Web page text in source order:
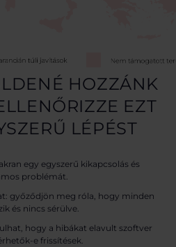
HOZZÁNK
EZT
LÉPÉST
egy egyszerű kikapcsolás és
problémát.
győződjön meg róla, hogy minden
és nincs sérülve.
hogy a hibákat elavult szoftver
e frissítések.